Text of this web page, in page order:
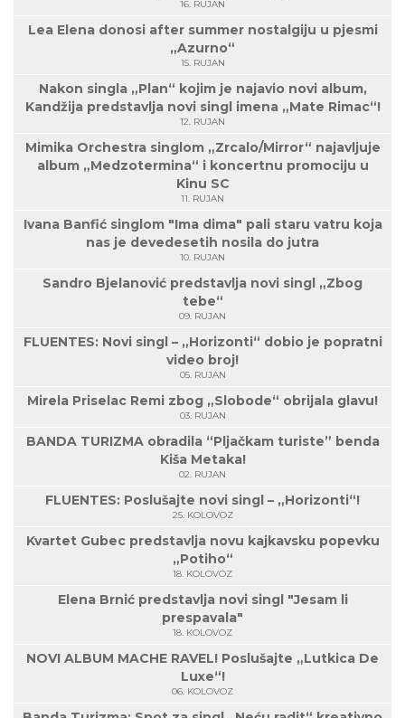
16. RUJAN
Lea Elena donosi after summer nostalgiju u pjesmi
„Azurno“
15. RUJAN
Nakon singla „Plan“ kojim je najavio novi album,
Kandžija predstavlja novi singl imena „Mate Rimac“!
12. RUJAN
Mimika Orchestra singlom „Zrcalo/Mirror“ najavljuje
album „Medzotermina“ i koncertnu promociju u
Kinu SC
11. RUJAN
Ivana Banfić singlom "Ima dima" pali staru vatru koja
nas je devedesetih nosila do jutra
10. RUJAN
Sandro Bjelanović predstavlja novi singl „Zbog
tebe“
09. RUJAN
FLUENTES: Novi singl – „Horizonti“ dobio je popratni
video broj!
05. RUJAN
Mirela Priselac Remi zbog „Slobode“ obrijala glavu!
03. RUJAN
BANDA TURIZMA obradila “Pljačkam turiste” benda
Kiša Metaka!
02. RUJAN
FLUENTES: Poslušajte novi singl – „Horizonti“!
25. KOLOVOZ
Kvartet Gubec predstavlja novu kajkavsku popevku
„Potiho“
18. KOLOVOZ
Elena Brnić predstavlja novi singl "Jesam li
prespavala"
18. KOLOVOZ
NOVI ALBUM MACHE RAVEL! Poslušajte „Lutkica De
Luxe“!
06. KOLOVOZ